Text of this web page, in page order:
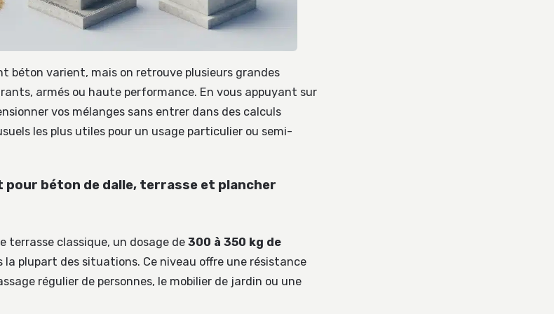
béton varient, mais on retrouve plusieurs grandes
armés ou haute performance. En vous appuyant sur
vos mélanges sans entrer dans des calculs
les plus utiles pour un usage particulier ou semi-
pour béton de dalle, terrasse et plancher
terrasse classique, un dosage de 300 à 350 kg de
la plupart des situations. Ce niveau offre une résistance
régulier de personnes, le mobilier de jardin ou une